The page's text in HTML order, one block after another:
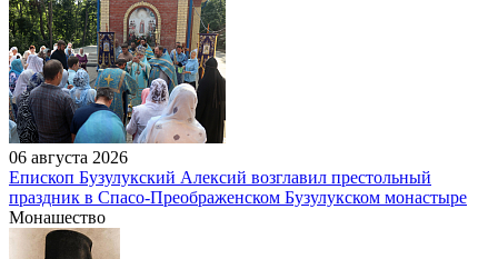
06 августа 2026
Епископ Бузулукский Алексий возглавил престольный
праздник в Спасо-Преображенском Бузулукском монастыре
Монашество